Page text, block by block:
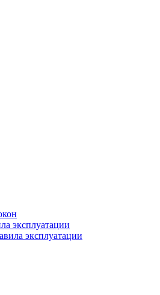
эксплуатации
эксплуатации